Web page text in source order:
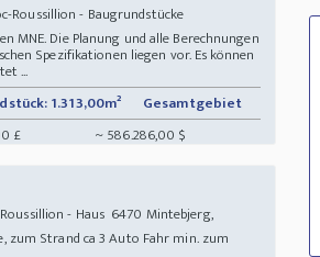
Roussillion - Baugrundstücke
MNE. Die Planung und alle Berechnungen
Spezifikationen liegen vor. Es können
...
1.313,00m²
Gesamtgebiet
£ ~ 586.286,00 $
- Haus 6470 Mintebjerg,
zum Strand ca 3 Auto Fahr min. zum